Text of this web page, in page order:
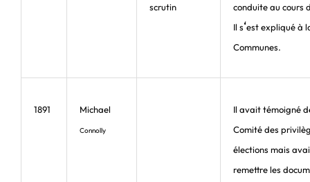
scrutin
conduite au cours
Il s‘est expliqué à
Communes.
1891 Michael
Connolly
Il avait témoigné
Comité des
élections mais
remettre les